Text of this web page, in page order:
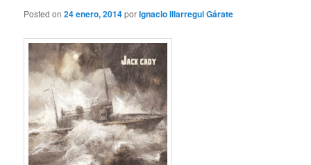
Posted on24 enero, 2014porIgnacio Illarregui Gárate